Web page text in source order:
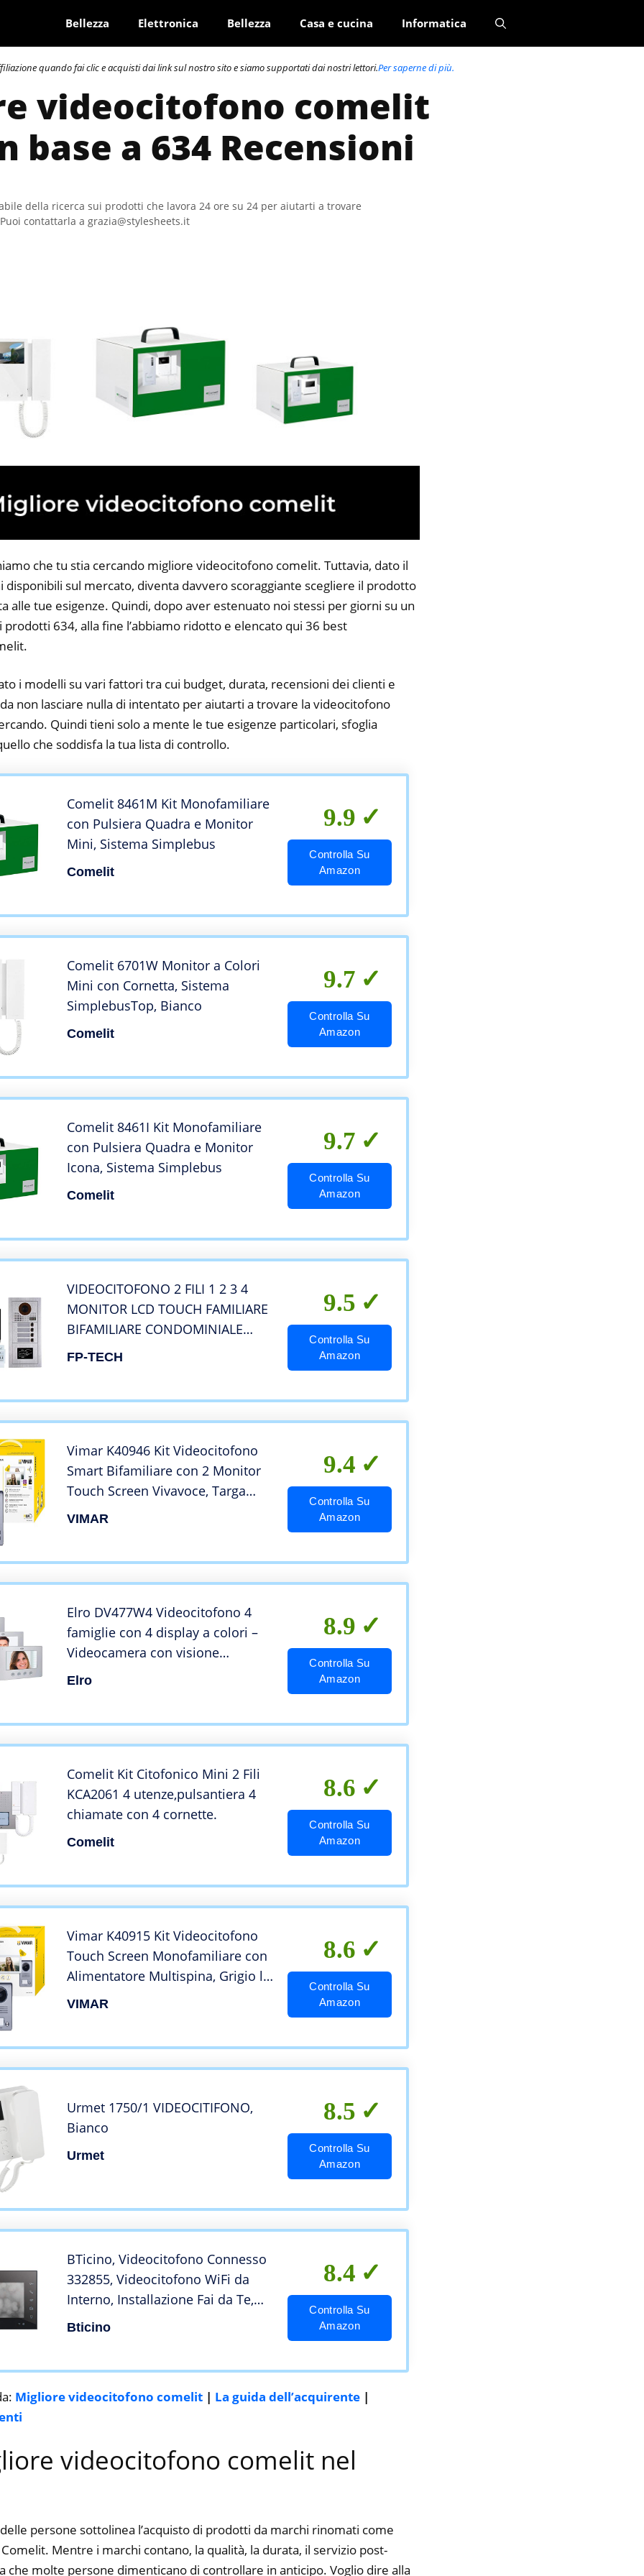
Bellezza Elettronica Bellezza Casa e cucina Informatica
quando fai clic e acquisti dai link sul nostro sito e siamo supportati dai nostri lettori.Per saperne di più.
videocitofono comelit
base a 634 Recensioni
della ricerca sui prodotti che lavora 24 ore su 24 per aiutarti a trovare
contattarla a grazia@stylesheets.it
che tu stia cercando migliore videocitofono comelit. Tuttavia, dato il
disponibili sul mercato, diventa davvero scoraggiante scegliere il prodotto
alle tue esigenze. Quindi, dopo aver estenuato noi stessi per giorni su un
634, alla fine l’abbiamo ridotto e elencato qui 36 best
i modelli su vari fattori tra cui budget, durata, recensioni dei clienti e
non lasciare nulla di intentato per aiutarti a trovare la videocitofono
Quindi tieni solo a mente le tue esigenze particolari, sfoglia
che soddisfa la tua lista di controllo.
Comelit 8461M Kit Monofamiliare
con Pulsiera Quadra e Monitor
Mini, Sistema Simplebus
Comelit
9.9
Controlla Su
Amazon
Comelit 6701W Monitor a Colori
Mini con Cornetta, Sistema
SimplebusTop, Bianco
Comelit
9.7
Controlla Su
Amazon
Comelit 8461I Kit Monofamiliare
con Pulsiera Quadra e Monitor
Icona, Sistema Simplebus
Comelit
9.7
Controlla Su
Amazon
VIDEOCITOFONO 2 FILI 1 2 3 4
MONITOR LCD TOUCH FAMILIARE
BIFAMILIARE CONDOMINIALE
TELECAMERA (Kit Quadrifamiliare
FP-TECH
9.5
Controlla Su
Amazon
Vimar K40946 Kit Videocitofono
Smart Bifamiliare con 2 Monitor
Touch Screen Vivavoce, Targa
Audiovideo 2 Pulsanti con
VIMAR
9.4
Controlla Su
Amazon
Elro DV477W4 Videocitofono 4
famiglie con 4 display a colori –
Videocamera con visione
notturna – Tecnologia a 4 fili – 16
Elro
8.9
Controlla Su
Amazon
Comelit Kit Citofonico Mini 2 Fili
KCA2061 4 utenze,pulsantiera 4
chiamate con 4 cornette.
Comelit
8.6
Controlla Su
Amazon
Vimar K40915 Kit Videocitofono
Touch Screen Monofamiliare con
Alimentatore Multispina, Grigio la
Targa Esterna-Bianco Il Monitor
VIMAR
8.6
Controlla Su
Amazon
Urmet 1750/1 VIDEOCITIFONO,
Bianco
Urmet
8.5
Controlla Su
Amazon
BTicino, Videocitofono Connesso
332855, Videocitofono WiFi da
Interno, Installazione Fai da Te,
con Vivavoce, Apriporta, Comandi
Bticino
8.4
Controlla Su
Amazon
Migliore videocitofono comelit | La guida dell’acquirente |
videocitofono comelit nel
persone sottolinea l’acquisto di prodotti da marchi rinomati come
Mentre i marchi contano, la qualità, la durata, il servizio post-
che molte persone dimenticano di controllare in anticipo. Voglio dire alla